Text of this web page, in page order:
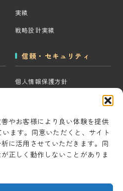
やお客様により良い体験を提供
ます。同意いただくと、サイト
に活用させていただきます。同
正しく動作しないことがありま
実績
戦略設計実績
信頼・セキュリティ
個人情報保護方針
コンテンツ制作方針
研究・開発方針
セキュリティ対策